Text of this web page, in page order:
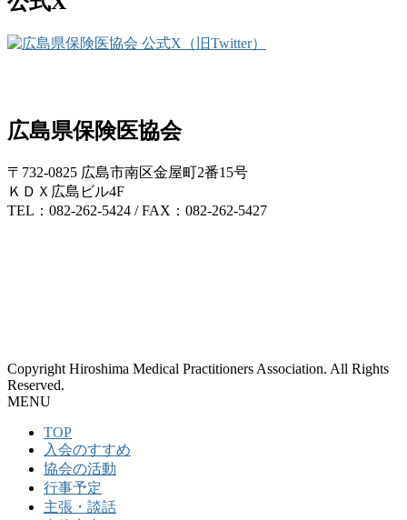
広島県保険医協会
〒732-0825 広島市南区金屋町2番15号
ＫＤＸ広島ビル4F
TEL：082-262-5424 / FAX：082-262-5427
Copyright Hiroshima Medical Practitioners Association. All Rights
Reserved.
MENU
TOP
入会のすすめ
協会の活動
行事予定
主張・談話